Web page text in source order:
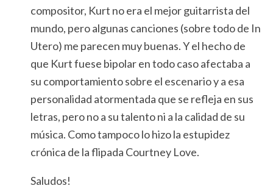
compositor, Kurt no era el mejor guitarrista del
mundo, pero algunas canciones (sobre todo de In
Utero) me parecen muy buenas. Y el hecho de
que Kurt fuese bipolar en todo caso afectaba a
su comportamiento sobre el escenario y a esa
personalidad atormentada que se refleja en sus
letras, pero no a su talento ni a la calidad de su
música. Como tampoco lo hizo la estupidez
crónica de la flipada Courtney Love.
Saludos!